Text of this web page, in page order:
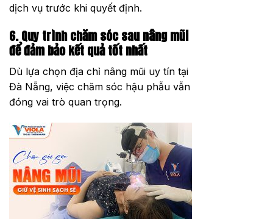
dịch vụ trước khi quyết định.
6. Quy trình chăm sóc sau nâng mũi
để đảm bảo kết quả tốt nhất
Dù lựa chọn địa chỉ nâng mũi uy tín tại
Đà Nẵng, việc chăm sóc hậu phẫu vẫn
đóng vai trò quan trọng.